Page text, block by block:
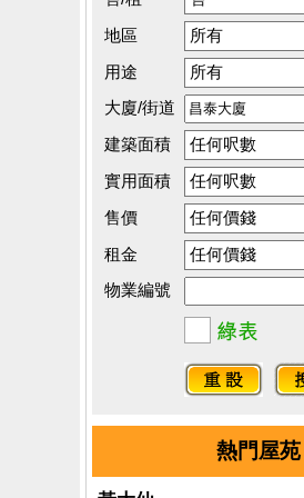
地區
用途
大廈/街道
建築面積
實用面積
售價
租金
物業編號
熱門屋苑